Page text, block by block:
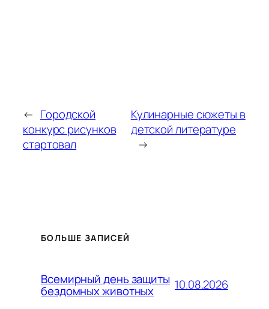
← Городской
конкурс рисунков
стартовал
Кулинарные сюжеты в
детской литературе
→
БОЛЬШЕ ЗАПИСЕЙ
Всемирный день защиты
бездомных животных 10.08.2026